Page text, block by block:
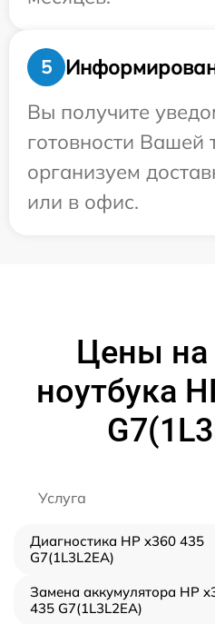
5
Вы получите
готовности Вашей
организуем
или в офис.
Цены на
ноутбука
Услуга
Диагностика HP x360 435
G7(1L3L2EA)
Замена аккумулятора HP
435 G7(1L3L2EA)